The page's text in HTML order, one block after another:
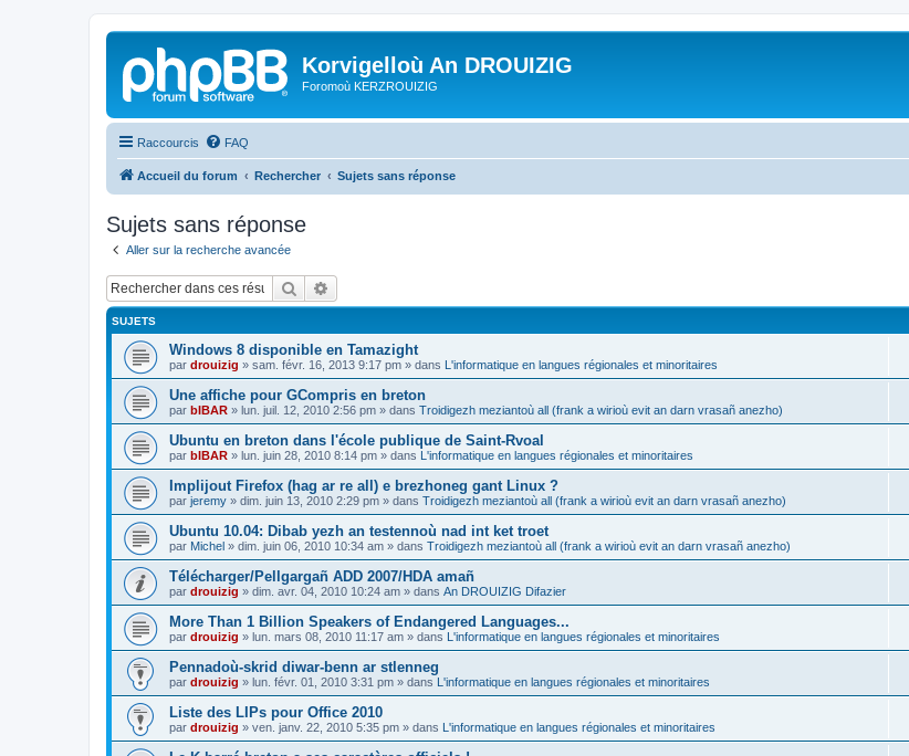
Korvigelloù An DROUIZIG
Foromoù KERZROUIZIG
Raccourcis FAQ
Accueil du forum Rechercher Sujets sans réponse
Sujets sans réponse
Aller sur la recherche avancée
Rechercher
SUJETS
Windows 8 disponible en Tamazight
par drouizig » sam. févr. 16, 2013 9:17 pm » dans L'informatique en langues régionales et minoritaires
Une affiche pour GCompris en breton
par bIBAR » lun. juil. 12, 2010 2:56 pm » dans Troidigezh meziantoù all (frank a wirioù evit an darn vrasañ anezho)
Ubuntu en breton dans l'école publique de Saint-Rvoal
par bIBAR » lun. juin 28, 2010 8:14 pm » dans L'informatique en langues régionales et minoritaires
Implijout Firefox (hag ar re all) e brezhoneg gant Linux ?
par jeremy » dim. juin 13, 2010 2:29 pm » dans Troidigezh meziantoù all (frank a wirioù evit an darn vrasañ anezho)
Ubuntu 10.04: Dibab yezh an testennoù nad int ket troet
par Michel » dim. juin 06, 2010 10:34 am » dans Troidigezh meziantoù all (frank a wirioù evit an darn vrasañ anezho)
Télécharger/Pellgargañ ADD 2007/HDA amañ
par drouizig » dim. avr. 04, 2010 10:24 am » dans An DROUIZIG Difazier
More Than 1 Billion Speakers of Endangered Languages...
par drouizig » lun. mars 08, 2010 11:17 am » dans L'informatique en langues régionales et minoritaires
Pennadoù-skrid diwar-benn ar stlenneg
par drouizig » lun. févr. 01, 2010 3:31 pm » dans L'informatique en langues régionales et minoritaires
Liste des LIPs pour Office 2010
par drouizig » ven. janv. 22, 2010 5:35 pm » dans L'informatique en langues régionales et minoritaires